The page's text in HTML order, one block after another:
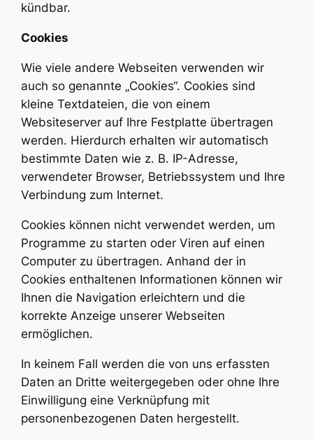
kündbar.
Cookies
Wie viele andere Webseiten verwenden wir
auch so genannte „Cookies“. Cookies sind
kleine Textdateien, die von einem
Websiteserver auf Ihre Festplatte übertragen
werden. Hierdurch erhalten wir automatisch
bestimmte Daten wie z. B. IP-Adresse,
verwendeter Browser, Betriebssystem und Ihre
Verbindung zum Internet.
Cookies können nicht verwendet werden, um
Programme zu starten oder Viren auf einen
Computer zu übertragen. Anhand der in
Cookies enthaltenen Informationen können wir
Ihnen die Navigation erleichtern und die
korrekte Anzeige unserer Webseiten
ermöglichen.
In keinem Fall werden die von uns erfassten
Daten an Dritte weitergegeben oder ohne Ihre
Einwilligung eine Verknüpfung mit
personenbezogenen Daten hergestellt.